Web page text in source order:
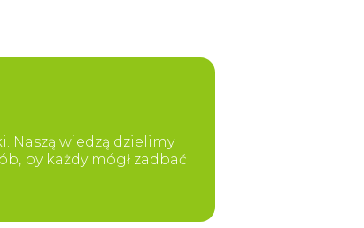
Naszą wiedzą dzielimy
by każdy mógł zadbać